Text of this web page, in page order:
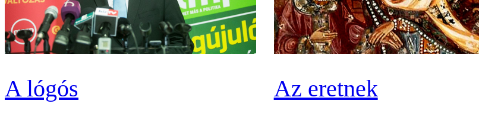
A lógós Az eretnek